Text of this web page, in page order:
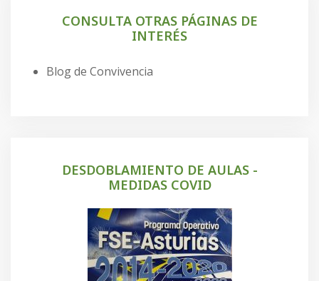
CONSULTA OTRAS PÁGINAS DE
INTERÉS
Blog de Convivencia
DESDOBLAMIENTO DE AULAS -
MEDIDAS COVID